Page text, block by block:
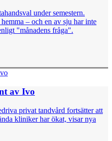
under semestern.
– och en av sju har inte
"månadens fråga".
av Ivo
privat tandvård fortsätter att
kliniker har ökat, visar nya